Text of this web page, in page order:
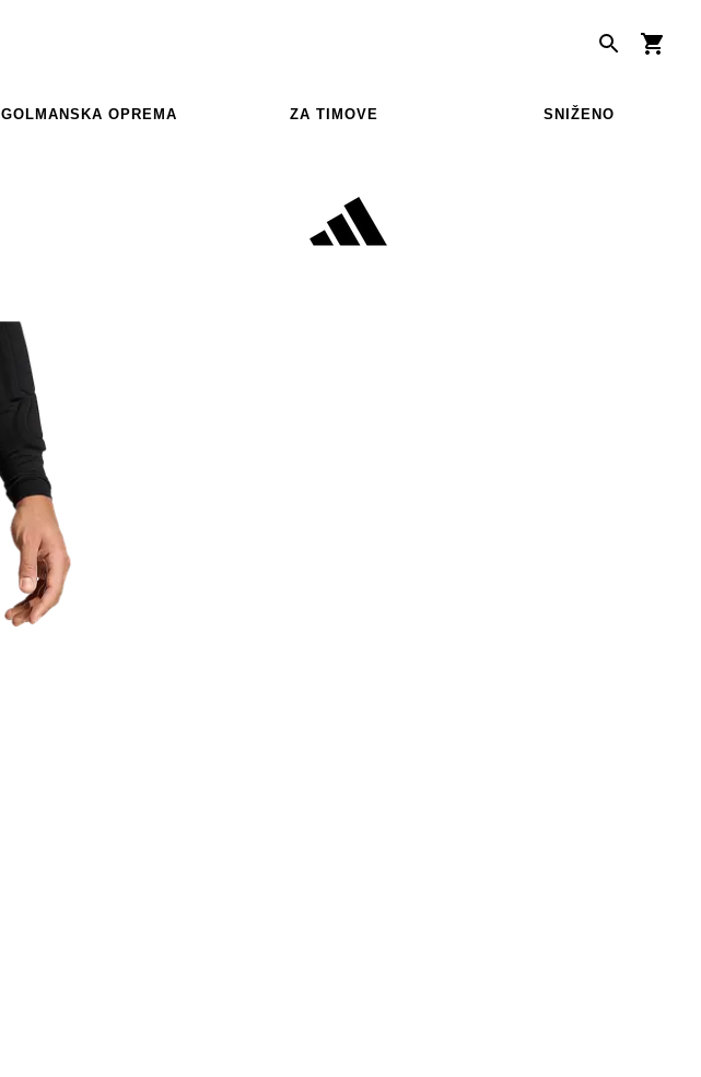
GOLMANSKA OPREMA ZA TIMOVE SNIŽENO